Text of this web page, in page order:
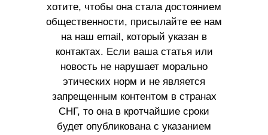
хотите, чтобы она стала достоянием
общественности, присылайте ее нам
на наш email, который указан в
контактах. Если ваша статья или
новость не нарушает морально
этических норм и не является
запрещенным контентом в странах
СНГ, то она в кротчайшие сроки
будет опубликована с указанием